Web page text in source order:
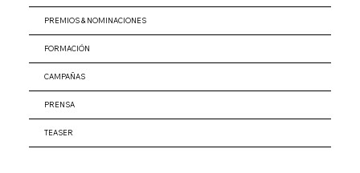
PREMIOS & NOMINACIONES
FORMACIÓN
CAMPAÑAS
PRENSA
TEASER